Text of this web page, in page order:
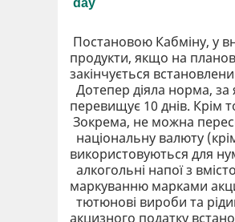
Постановою Кабміну, у
продукти, якщо на
закінчується
Дотепер діяла норма,
перевищує 10 днів. Крім
Зокрема, не можна
національну валюту
використовуються для
алкогольні напої з
маркуванню марками
тютюнові вироби та
акцизного податку